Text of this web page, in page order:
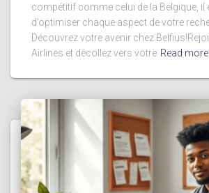
compétitif comme celui de la Belgique, il
d’optimiser chaque aspect de votre
Découvrez votre avenir chez
Airlines et décollez vers votre Read more…